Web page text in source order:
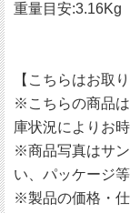
重量目安:3.16Kg
【こちらはお取
※こちらの商品
庫状況によりお
※商品写真はサ
い、パッケージ
※製品の価格・